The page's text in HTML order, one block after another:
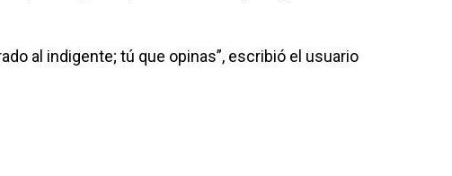
al indigente; tú que opinas”, escribió el usuario